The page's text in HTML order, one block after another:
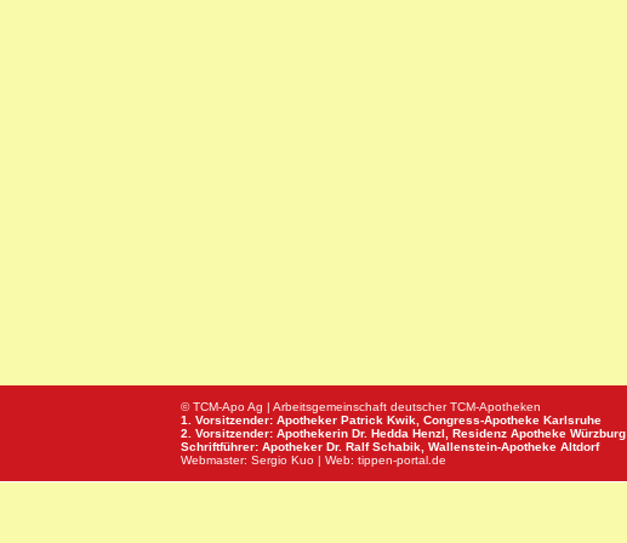
© TCM-Apo Ag | Arbeitsgemeinschaft deutscher TCM-Apotheken
1. Vorsitzender: Apotheker Patrick Kwik, Congress-Apotheke Karlsruhe
2. Vorsitzender: Apothekerin Dr. Hedda Henzl, Residenz Apotheke Würzburg
Schriftführer: Apotheker Dr. Ralf Schabik, Wallenstein-Apotheke Altdorf
Webmaster: Sergio Kuo | Web: tippen-portal.de